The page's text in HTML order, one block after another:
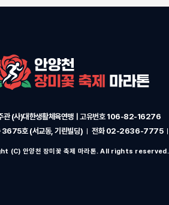
관(사)대한생활체육연맹ㅣ 고유번호106-82-16276
3675호 (서교동, 기린빌딩)
전화 02-2636-7775
(C) 안양천 장미꽃 축제 마라톤. All rights reserved.